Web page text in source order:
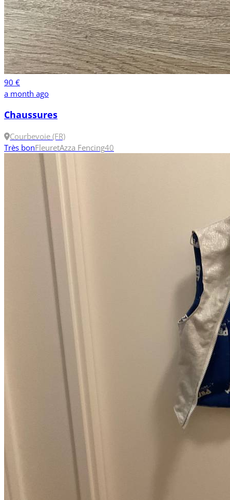
90 €
a month ago
Chaussures
Courbevoie (FR)
Très bonFleuretAzza Fencing40